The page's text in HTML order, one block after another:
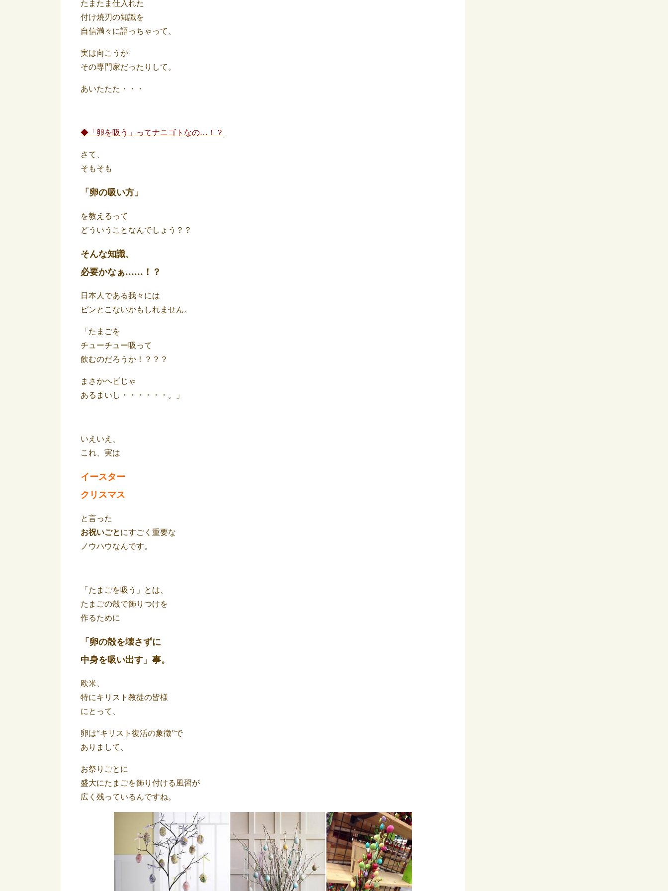
たまたま仕入れた
付け焼刃の知識を
自信満々に語っちゃって、
実は向こうが
その専門家だったりして。
あいたたた・・・
◆「卵を吸う」ってナニゴトなの…！？
さて、
そもそも
「卵の吸い方」
を教えるって
どういうことなんでしょう？？
そんな知識、
必要かなぁ……！？
日本人である我々には
ピンとこないかもしれません。
「たまごを
チューチュー吸って
飲むのだろうか！？？？
まさかヘビじゃ
あるまいし・・・・・・。
」
いえいえ、
これ、実は
イースター
クリスマス
と言った
お祝いごとにすごく重要な
ノウハウなんです。
「たまごを吸う」とは、
たまごの殻で飾りつけを
作るために
「卵の殻を壊さずに
中身を吸い出す」事。
欧米、
特にキリスト教徒の皆様
にとって、
卵は“キリスト復活の象徴”で
ありまして、
お祭りごとに
盛大にたまごを飾り付ける風習が
広く残っているんですね。